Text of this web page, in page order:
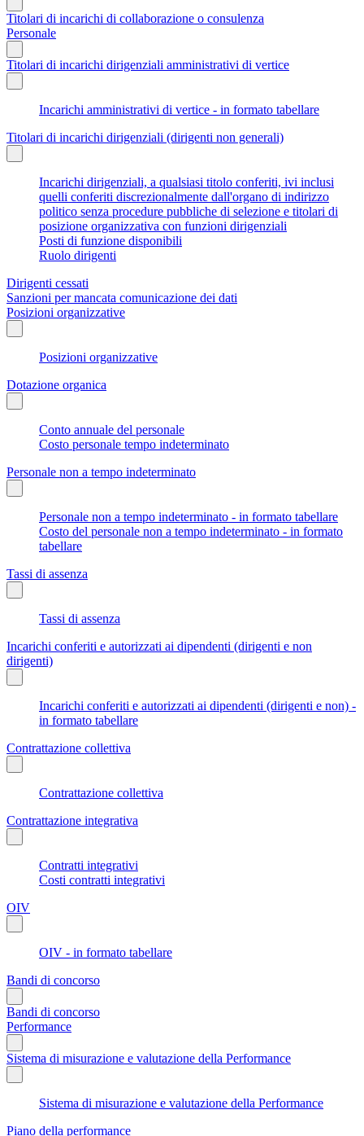
Titolari di incarichi di collaborazione o consulenza
Personale
Titolari di incarichi dirigenziali amministrativi di vertice
Incarichi amministrativi di vertice - in formato tabellare
Titolari di incarichi dirigenziali (dirigenti non generali)
Incarichi dirigenziali, a qualsiasi titolo conferiti, ivi inclusi
quelli conferiti discrezionalmente dall'organo di indirizzo
politico senza procedure pubbliche di selezione e titolari di
posizione organizzativa con funzioni dirigenziali
Posti di funzione disponibili
Ruolo dirigenti
Dirigenti cessati
Sanzioni per mancata comunicazione dei dati
Posizioni organizzative
Posizioni organizzative
Dotazione organica
Conto annuale del personale
Costo personale tempo indeterminato
Personale non a tempo indeterminato
Personale non a tempo indeterminato - in formato tabellare
Costo del personale non a tempo indeterminato - in formato
tabellare
Tassi di assenza
Tassi di assenza
Incarichi conferiti e autorizzati ai dipendenti (dirigenti e non
dirigenti)
Incarichi conferiti e autorizzati ai dipendenti (dirigenti e non) -
in formato tabellare
Contrattazione collettiva
Contrattazione collettiva
Contrattazione integrativa
Contratti integrativi
Costi contratti integrativi
OIV
OIV - in formato tabellare
Bandi di concorso
Bandi di concorso
Performance
Sistema di misurazione e valutazione della Performance
Sistema di misurazione e valutazione della Performance
Piano della performance